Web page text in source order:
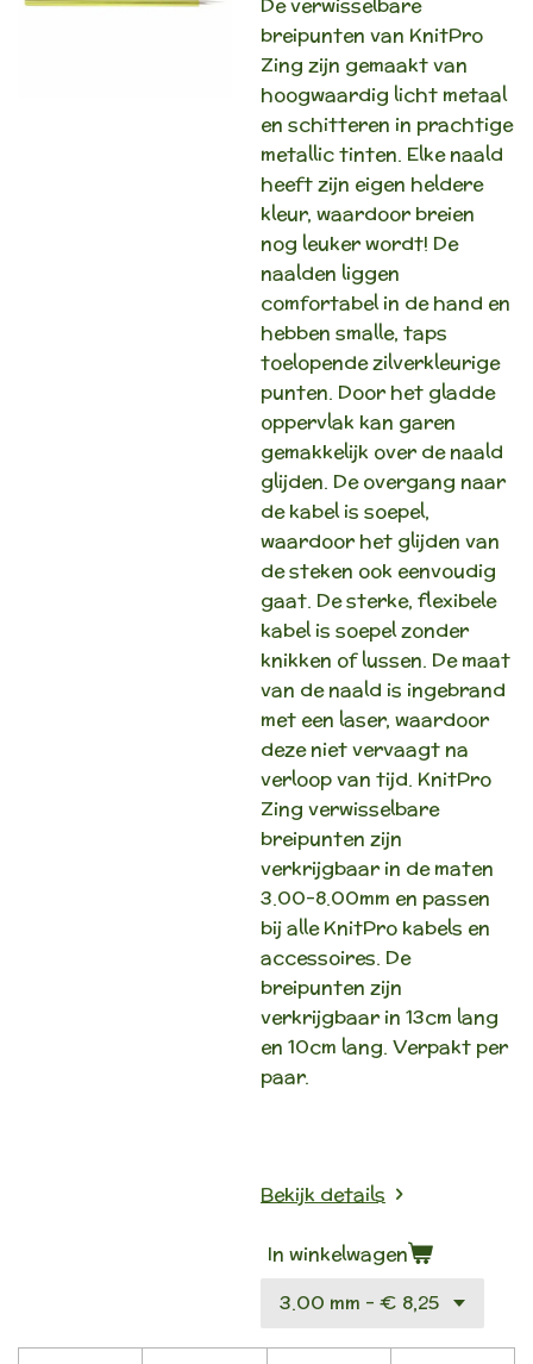
De verwisselbare
breipunten van KnitPro
Zing zijn gemaakt van
hoogwaardig licht metaal
en schitteren in prachtige
metallic tinten. Elke naald
heeft zijn eigen heldere
kleur, waardoor breien
nog leuker wordt! De
naalden liggen
comfortabel in de hand en
hebben smalle, taps
toelopende zilverkleurige
punten. Door het gladde
oppervlak kan garen
gemakkelijk over de naald
glijden. De overgang naar
de kabel is soepel,
waardoor het glijden van
de steken ook eenvoudig
gaat. De sterke, flexibele
kabel is soepel zonder
knikken of lussen. De maat
van de naald is ingebrand
met een laser, waardoor
deze niet vervaagt na
verloop van tijd. KnitPro
Zing verwisselbare
breipunten zijn
verkrijgbaar in de maten
3.00-8.00mm en passen
bij alle KnitPro kabels en
accessoires. De
breipunten zijn
verkrijgbaar in 13cm lang
en 10cm lang. Verpakt per
paar.
Bekijk details
In winkelwagen